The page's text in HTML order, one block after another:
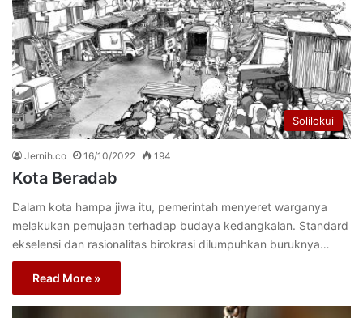
Solilokui
Jernih.co 16/10/2022 194
Kota Beradab
Dalam kota hampa jiwa itu, pemerintah menyeret warganya
melakukan pemujaan terhadap budaya kedangkalan. Standard
ekselensi dan rasionalitas birokrasi dilumpuhkan buruknya…
Read More »